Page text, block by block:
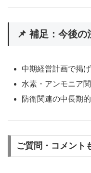
📌 補足：今後の
中期経営計画で掲
水素・アンモニア
防衛関連の中長期
ご質問・コメント